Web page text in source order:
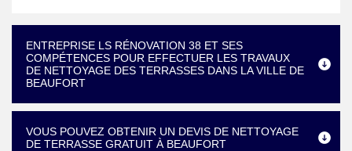
ENTREPRISE LS RÉNOVATION 38 ET SES
COMPÉTENCES POUR EFFECTUER LES TRAVAUX
DE NETTOYAGE DES TERRASSES DANS LA VILLE DE
BEAUFORT
VOUS POUVEZ OBTENIR UN DEVIS DE NETTOYAGE
DE TERRASSE GRATUIT À BEAUFORT